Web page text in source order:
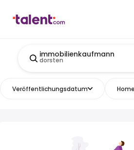
immobilienkaufmann
dorsten
Veröffentlichungsdatum